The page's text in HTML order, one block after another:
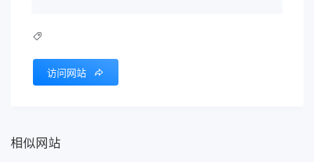
访问网站
相似网站